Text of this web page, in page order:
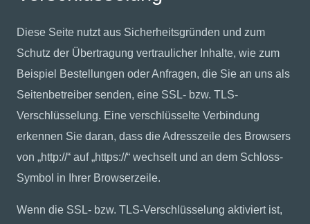
Diese Seite nutzt aus Sicherheitsgründen und zum
Schutz der Übertragung vertraulicher Inhalte, wie zum
Beispiel Bestellungen oder Anfragen, die Sie an uns als
Seitenbetreiber senden, eine SSL- bzw. TLS-
Verschlüsselung. Eine verschlüsselte Verbindung
erkennen Sie daran, dass die Adresszeile des Browsers
von „http://“ auf „https://“ wechselt und an dem Schloss-
Symbol in Ihrer Browserzeile.
Wenn die SSL- bzw. TLS-Verschlüsselung aktiviert ist,